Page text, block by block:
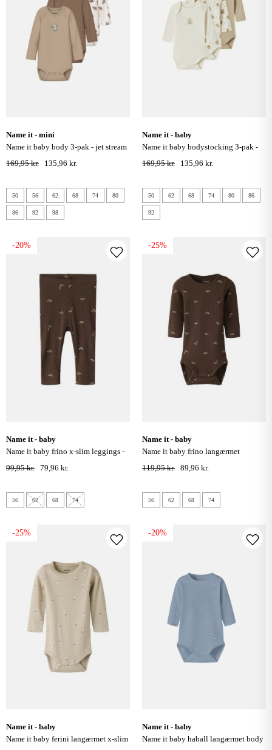
name it - mini
name it baby body 3-pak - jet stream
169,95 kr.
135,96 kr.
50 56 62 68 74 80
86 92 98
name it - baby
name it baby bodystocking 3-pak -
jet stream bear
169,95 kr. 135,96 kr.
50 62 68 74 80 86
92
-20%
name it - baby
name it baby frino x-slim leggings -
rocky road
99,95 kr. 79,96 kr.
56 62 68 74
-25%
name it - baby
name it baby frino langærmet
bodystocking - rocky road
119,95 kr. 89,96 kr.
56 62 68 74
-25%
name it - baby
name it baby ferini langærmet x-slim
-20%
name it - baby
name it baby haball langærmet body